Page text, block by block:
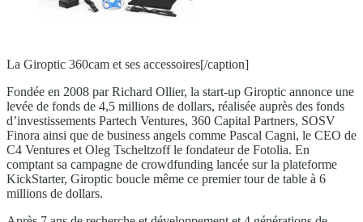
La Giroptic 360cam et ses accessoires[/caption]
Fondée en 2008 par Richard Ollier, la start-up Giroptic annonce une
levée de fonds de 4,5 millions de dollars, réalisée auprès des fonds
d’investissements Partech Ventures, 360 Capital Partners, SOSV
Finora ainsi que de business angels comme Pascal Cagni, le CEO de
C4 Ventures et Oleg Tscheltzoff le fondateur de Fotolia. En
comptant sa campagne de crowdfunding lancée sur la plateforme
KickStarter, Giroptic boucle même ce premier tour de table à 6
millions de dollars.